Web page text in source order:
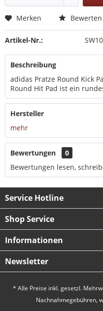
Merken Bewerten
Artikel-Nr.:
Beschreibung
adidas Pratze Round Kick
Round Hit Pad ist ein
Hersteller
mehr
Bewertungen
0
Bewertungen lesen,
Service Hotline
Shop Service
Informationen
Newsletter
* Alle Preise inkl. gesetzl.
Nachnahmegebühren,